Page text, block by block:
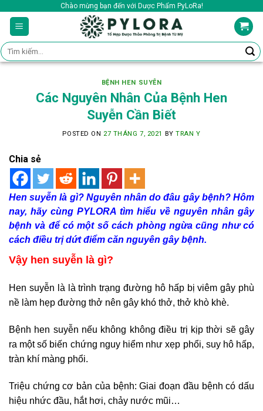
content
Chào mừng bạn đến với Dược Phẩm PyLoRa!
Tìm
kiếm:
BỆNH HEN SUYỄN
Các Nguyên Nhân Của Bệnh Hen
Suyễn Cần Biết
POSTED ON 27 THÁNG 7, 2021 BYTRAN Y
Chia sẻ
Hen suyễn là gì? Nguyên nhân do đâu gây bệnh? Hôm
nay, hãy cùng PYLORA tìm hiểu về nguyên nhân gây
bệnh và để có một số cách phòng ngừa cũng như có
cách điều trị dứt điểm căn nguyên gây bệnh.
Vậy hen suyễn là gì?
Hen suyễn là là trình trạng đường hô hấp bị viêm gây phù
nề làm hẹp đường thở nên gây khó thở, thở khò khè.
Bệnh hen suyễn nếu không không điều trị kịp thời sẽ gây
ra một số biến chứng nguy hiểm như xẹp phổi, suy hô hấp,
tràn khí màng phổi.
Triệu chứng cơ bản của bệnh: Giai đoạn đầu bệnh có dấu
hiệu nhức đầu, hắt hơi, chảy nước mũi…